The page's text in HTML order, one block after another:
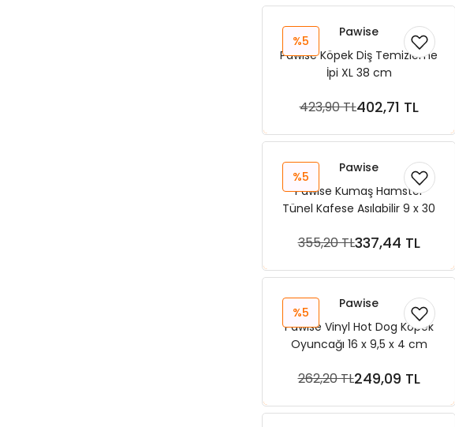
%5
Pawise
Pawise Köpek Diş Temizleme
İpi XL 38 cm
423,90 TL402,71 TL
Sepete Ekle
%5
Pawise
Pawise Kumaş Hamster
Tünel Kafese Asılabilir 9 x 30
355,20 TL337,44 TL
Sepete Ekle
%5
Pawise
Pawise Vinyl Hot Dog Köpek
Oyuncağı 16 x 9,5 x 4 cm
262,20 TL249,09 TL
Sepete Ekle